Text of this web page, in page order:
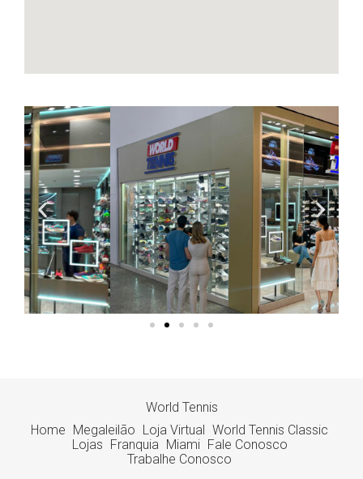
World Tennis
Home Megaleilão Loja Virtual World Tennis Classic
Lojas Franquia Miami Fale Conosco
Trabalhe Conosco